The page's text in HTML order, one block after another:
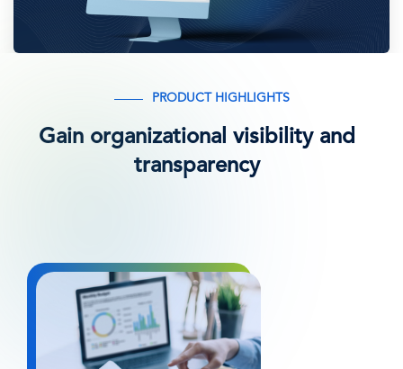
PRODUCT HIGHLIGHTS
Gain organizational visibility and
transparency
Bild